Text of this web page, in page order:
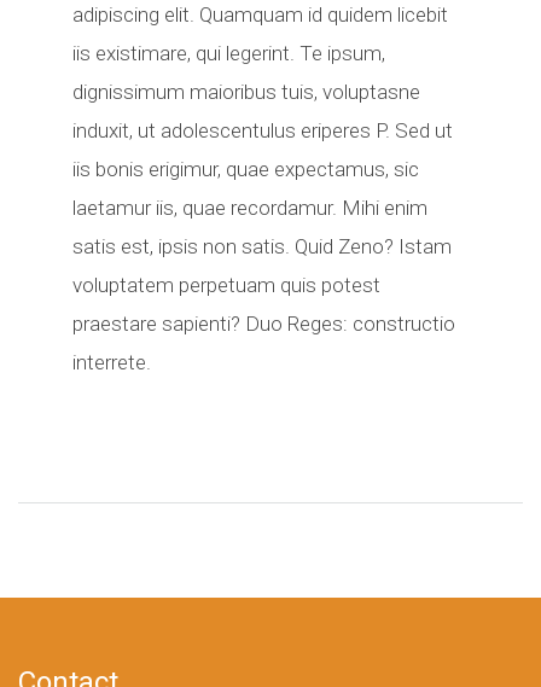
adipiscing elit. Quamquam id quidem licebit
iis existimare, qui legerint. Te ipsum,
dignissimum maioribus tuis, voluptasne
induxit, ut adolescentulus eriperes P. Sed ut
iis bonis erigimur, quae expectamus, sic
laetamur iis, quae recordamur. Mihi enim
satis est, ipsis non satis. Quid Zeno? Istam
voluptatem perpetuam quis potest
praestare sapienti? Duo Reges: constructio
interrete.